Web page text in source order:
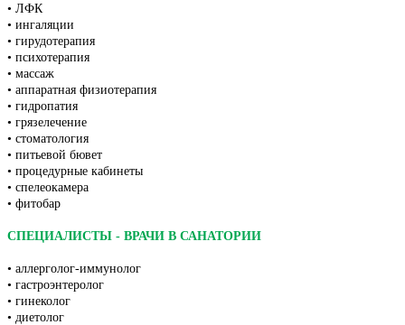
• ЛФК
• ингаляции
• гирудотерапия
• психотерапия
• массаж
• аппаратная физиотерапия
• гидропатия
• грязелечение
• стоматология
• питьевой бювет
• процедурные кабинеты
• спелеокамера
• фитобар
СПЕЦИАЛИСТЫ - ВРАЧИ В САНАТОРИИ
• аллерголог-иммунолог
• гастроэнтеролог
• гинеколог
• диетолог